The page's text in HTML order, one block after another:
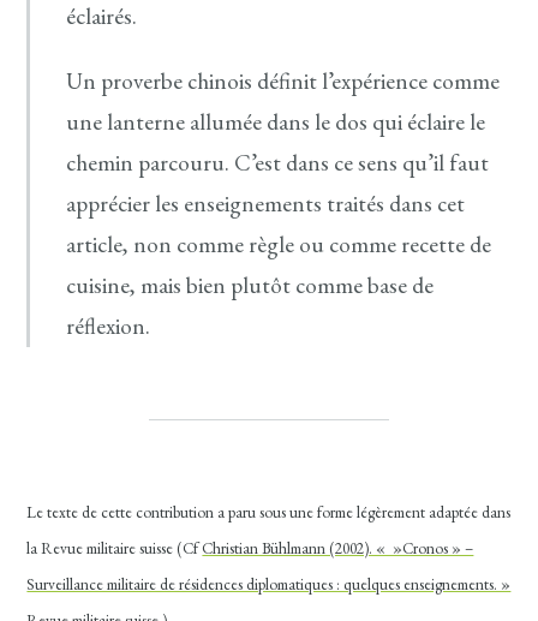
éclairés.
Un proverbe chinois définit l’expérience comme
une lanterne allumée dans le dos qui éclaire le
chemin parcouru. C’est dans ce sens qu’il faut
apprécier les enseignements traités dans cet
article, non comme règle ou comme recette de
cuisine, mais bien plutôt comme base de
réflexion.
Le texte de cette contribution a paru sous une forme légèrement adaptée dans
la Revue militaire suisse (CfChristian Bühlmann (2002). « »Cronos » –
Surveillance militaire de résidences diplomatiques : quelques enseignements. »